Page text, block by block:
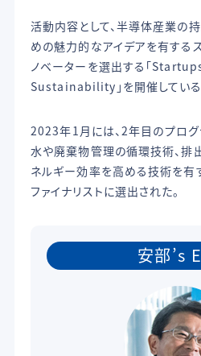
活動内容として、半導体産業の
めの魅力的なアイデアを有する
ノベーターを選出する「
Sustainability」を開催している
2023年1月には、2年目のプログ
水や廃棄物管理の循環技術、排
ネルギー効率を高める技術を有
ファイナリストに選出された。
安部’s